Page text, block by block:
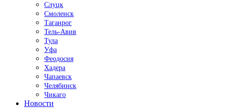
Слуцк
Смоленск
Таганрог
Тель-Авив
Тула
Уфа
Феодосия
Хадера
Чапаевск
Челябинск
Чикаго
Новости